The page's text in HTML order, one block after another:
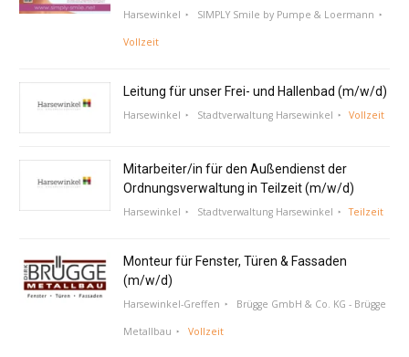
Harsewinkel SIMPLY Smile by Pumpe & Loermann
Vollzeit
Leitung für unser Frei- und Hallenbad (m/w/d)
Harsewinkel Stadtverwaltung Harsewinkel Vollzeit
Mitarbeiter/in für den Außendienst der
Ordnungsverwaltung in Teilzeit (m/w/d)
Harsewinkel Stadtverwaltung Harsewinkel Teilzeit
Monteur für Fenster, Türen & Fassaden
(m/w/d)
Harsewinkel-Greffen Brügge GmbH & Co. KG - Brügge
Metallbau Vollzeit